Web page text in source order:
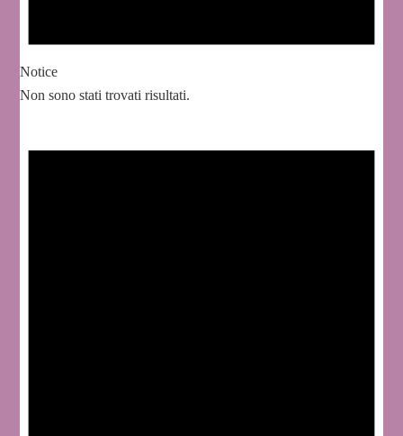
Notice
Non sono stati trovati risultati.